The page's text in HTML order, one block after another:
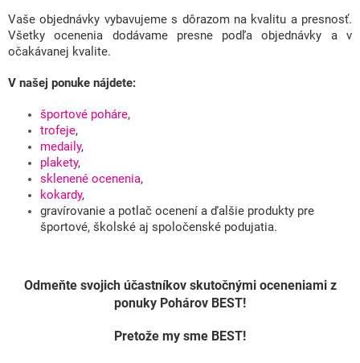
Vaše objednávky vybavujeme s dôrazom na kvalitu a presnosť.
Všetky ocenenia dodávame presne podľa objednávky a v
očakávanej kvalite.
V našej ponuke nájdete:
športové poháre,
trofeje,
medaily,
plakety,
sklenené ocenenia,
kokardy,
gravírovanie a potlač ocenení a ďalšie produkty pre
športové, školské aj spoločenské podujatia.
Odmeňte svojich účastníkov skutočnými oceneniami z
ponuky Pohárov BEST!
Pretože my sme BEST!